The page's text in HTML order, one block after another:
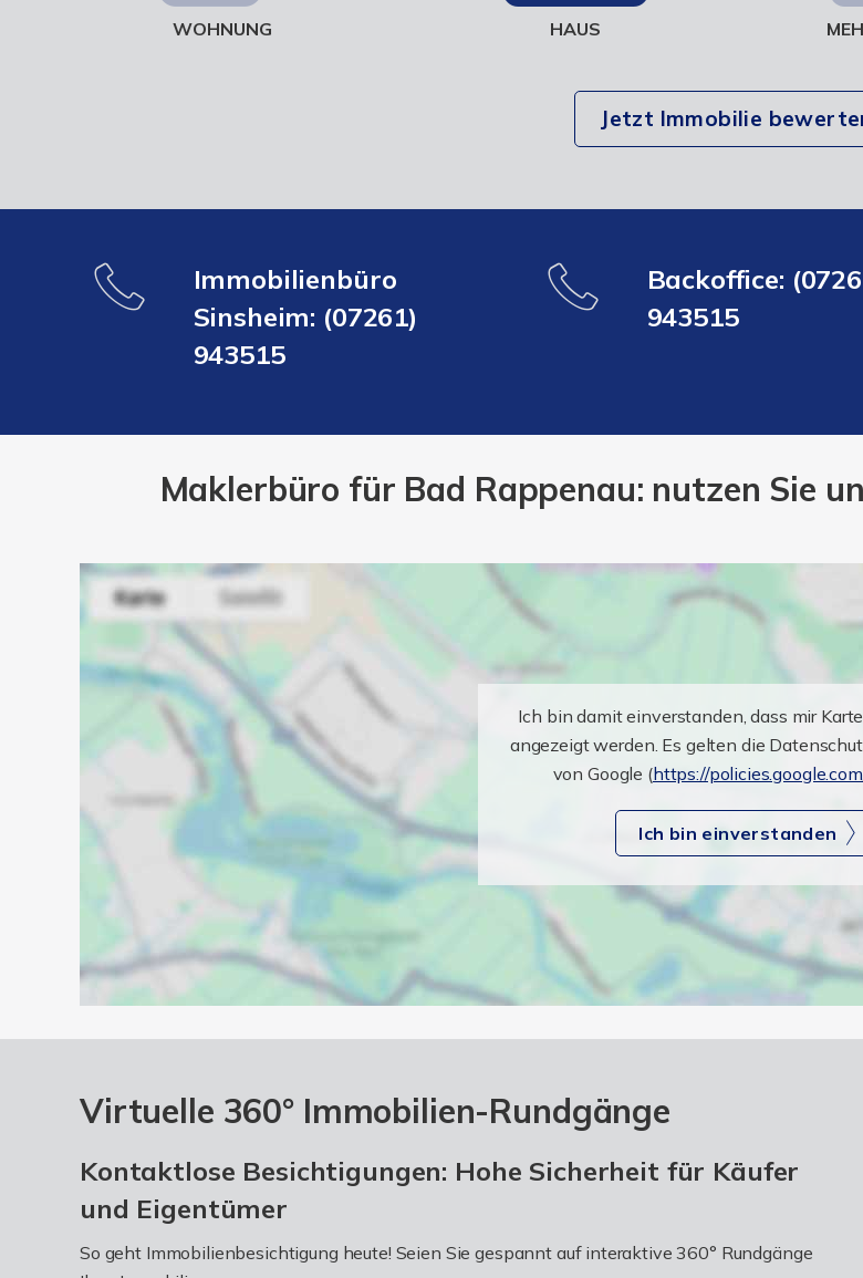
WOHNUNG HAUS
Jetzt Immobilie
Immobilienbüro
Sinsheim: (07261)
943515
Backoffice:
943515
Maklerbüro für Bad Rappenau: nutzen Sie
Ich bin damit einverstanden, dass mir
angezeigt werden. Es gelten die
von Google (https://
Ich bin einverstanden
Virtuelle 360° Immobilien-Rundgänge
Kontaktlose Besichtigungen: Hohe Sicherheit für Käufer
und Eigentümer
So geht Immobilienbesichtigung heute! Seien Sie gespannt auf interaktive 360° Rundgänge